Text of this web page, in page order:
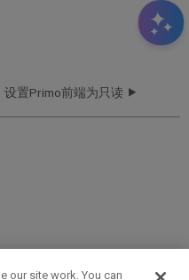
设置Primo前端为只读
our site work. You can